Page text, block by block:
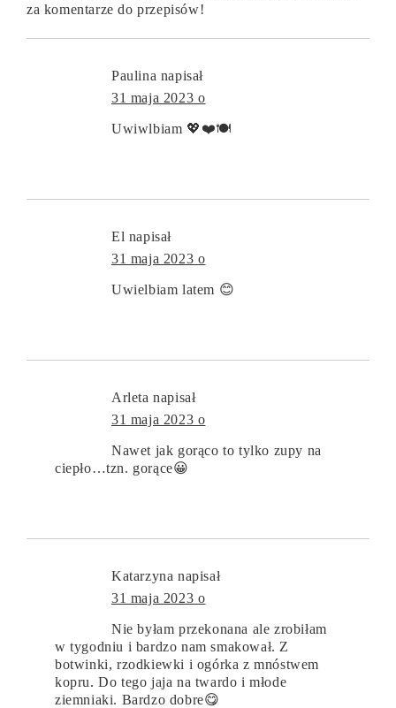
za komentarze do przepisów!
Paulina napisał
31 maja 2023 o
Uwiwlbiam 💖❤️🍽️
El napisał
31 maja 2023 o
Uwielbiam latem 😊
Arleta napisał
31 maja 2023 o
Nawet jak gorąco to tylko zupy na
ciepło…tzn. gorące😀
Katarzyna napisał
31 maja 2023 o
Nie byłam przekonana ale zrobiłam
w tygodniu i bardzo nam smakował. Z
botwinki, rzodkiewki i ogórka z mnóstwem
kopru. Do tego jaja na twardo i młode
ziemniaki. Bardzo dobre😋